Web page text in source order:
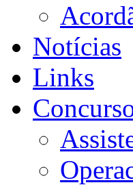
Notícias
Links